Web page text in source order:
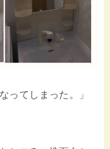
ってしまった。」